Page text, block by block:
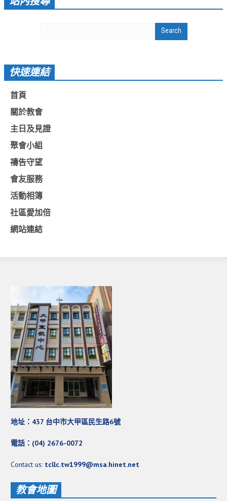
快速連結
首頁
關於教會
主日及見證
聚會小組
禱告守望
會友服務
活動相簿
社區愛加倍
網站連結
地址：437 台中市大甲區民生路6號
電話：(04) 2676-0072
Contact us: tcllc.tw1999@msa.hinet.net
教會地圖